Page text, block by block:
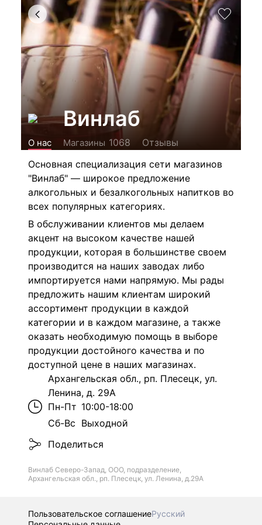
Винлаб
О нас Магазины 1068
Отзывы
Основная специализация сети магазинов
"Винлаб" — широкое предложение
алкогольных и безалкогольных напитков во
всех популярных категориях.
В обслуживании клиентов мы делаем
акцент на высоком качестве нашей
продукции, которая в большинстве своем
производится на наших заводах либо
импортируется нами напрямую. Мы рады
предложить нашим клиентам широкий
ассортимент продукции в каждой
категории и в каждом магазине, а также
оказать необходимую помощь в выборе
продукции достойного качества и по
доступной цене в наших магазинах.
Архангельская обл., рп. Плесецк, ул.
Ленина, д. 29А
Пн-Пт 10:00-18:00
Сб-Вс Выходной
Поделиться
Винлаб Северо-Запад, ООО, подразделение,
Архангельская обл., рп. Плесецк, ул. Ленина, д.29А
Пользовательское соглашениеРусский